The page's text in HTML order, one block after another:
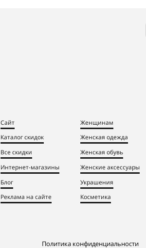
Сайт
Каталог скидок
Все скидки
Интернет-магазины
Блог
Реклама на сайте
Женщинам
Женская одежда
Женская обувь
Женские аксессуары
Украшения
Косметика
Политика конфиденциальности